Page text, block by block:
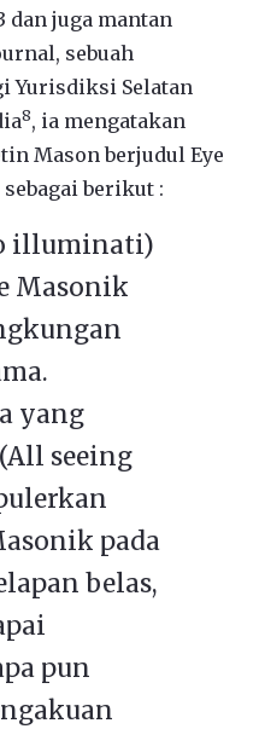
dan juga mantan
sebuah
Yurisdiksi Selatan
8, ia mengatakan
Mason berjudul Eye
berikut :
illuminati)
Masonik
yang
seeing
pada
belas,
pun